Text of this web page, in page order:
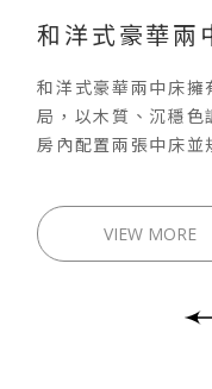
和洋式豪華兩
和洋式豪華兩中床
局，以木質、沉穩色
房內配置兩張中床
友同行出遊入住，
中，享受相聚也能自
43.34㎡ 床型資訊：
VIEW MORE